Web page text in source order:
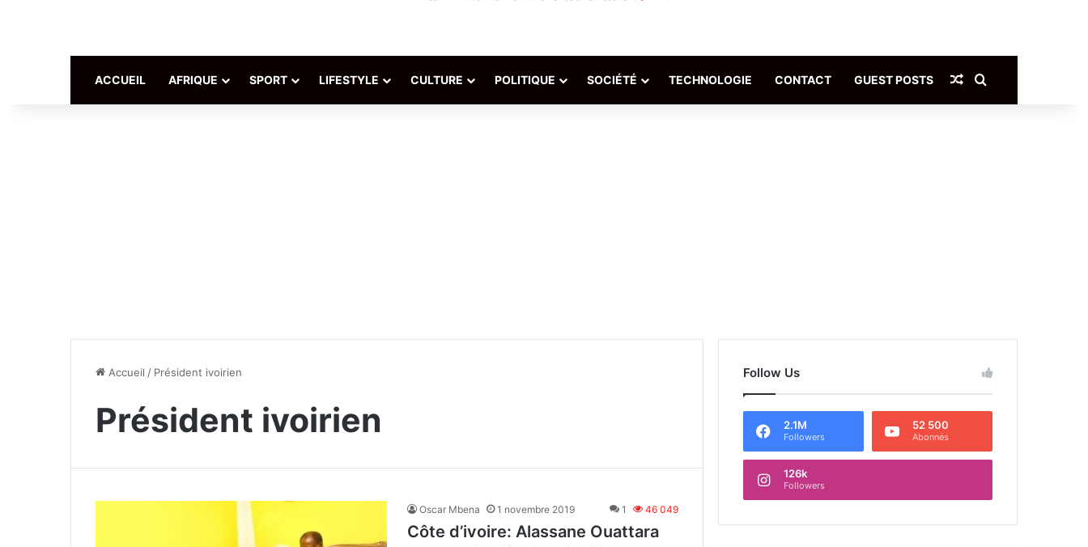
ACCUEIL AFRIQUE SPORT LIFESTYLE CULTURE POLITIQUE SOCIÉTÉ TECHNOLOGIE CONTACT GUEST POSTS Article Aléatoire
Accueil / Président ivoirien
Président ivoirien
Oscar Mbena 1 novembre 2019 1 46 049
Côte d’ivoire: Alassane Ouattara
Follow Us
2.1M
Followers
52 500
Abonnés
126k
Followers